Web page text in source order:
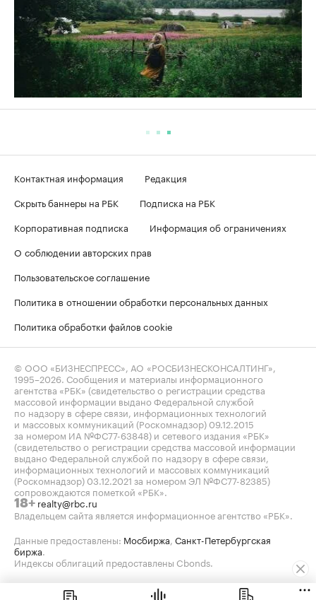
Контактная информация
Редакция
Скрыть баннеры на РБК
Подписка на РБК
Корпоративная подписка
Информация об ограничениях
О соблюдении авторских прав
Пользовательское соглашение
Политика в отношении обработки персональных данных
Политика обработки файлов cookie
© ООО «БИЗНЕСПРЕСС», АО «РОСБИЗНЕСКОНСАЛТИНГ»,
1995–2026. Сообщения и материалы информационного
агентства «РБК» (свидетельство о регистрации средства
массовой информации выдано Федеральной службой
по надзору в сфере связи, информационных технологий
и массовых коммуникаций (Роскомнадзор) 09.12.2015
за номером ИА №ФС77-63848) и сетевого издания «РБК»
(свидетельство о регистрации средства массовой информации
выдано Федеральной службой по надзору в сфере связи,
информационных технологий и массовых коммуникаций
(Роскомнадзор) 03.12.2021 за номером ЭЛ №ФС77-82385)
сопровождаются пометкой «РБК».
18+ realty@rbc.ru
Владельцем сайта является информационное агентство «РБК».
Данные предоставлены: Мосбиржа, Санкт-Петербургская
биржа.
Индексы облигаций предоставлены Cbonds.